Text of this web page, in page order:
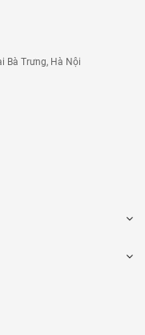
Bà Trưng, Hà Nội